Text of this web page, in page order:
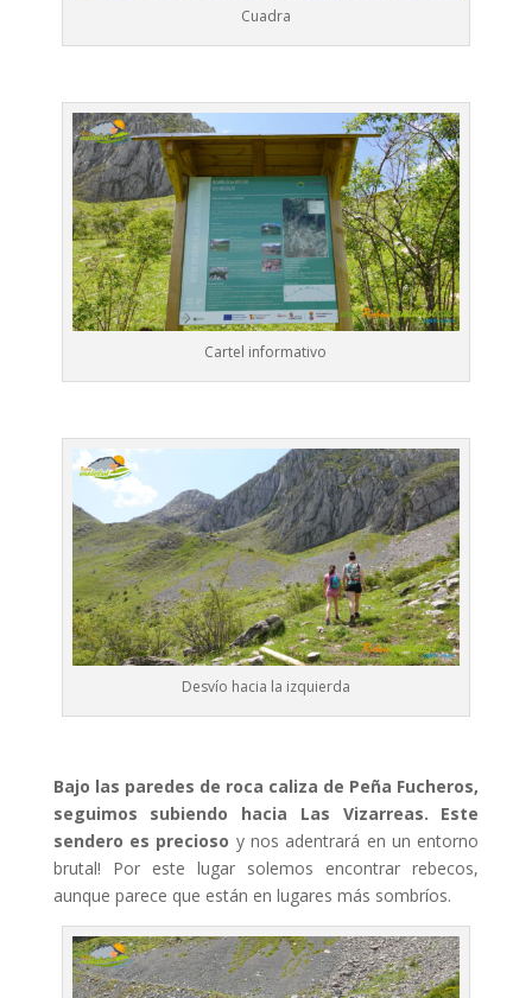
Cuadra
Cartel informativo
Desvío hacia la izquierda
Bajo las paredes de roca caliza de Peña Fucheros,
seguimos subiendo hacia Las Vizarreas. Este
sendero es precioso y nos adentrará en un entorno
brutal! Por este lugar solemos encontrar rebecos,
aunque parece que están en lugares más sombríos.